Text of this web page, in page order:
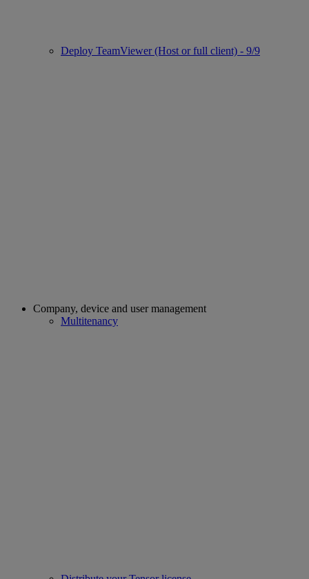
Deploy TeamViewer (Host or full client) - 9/9
Company, device and user management
Multitenancy